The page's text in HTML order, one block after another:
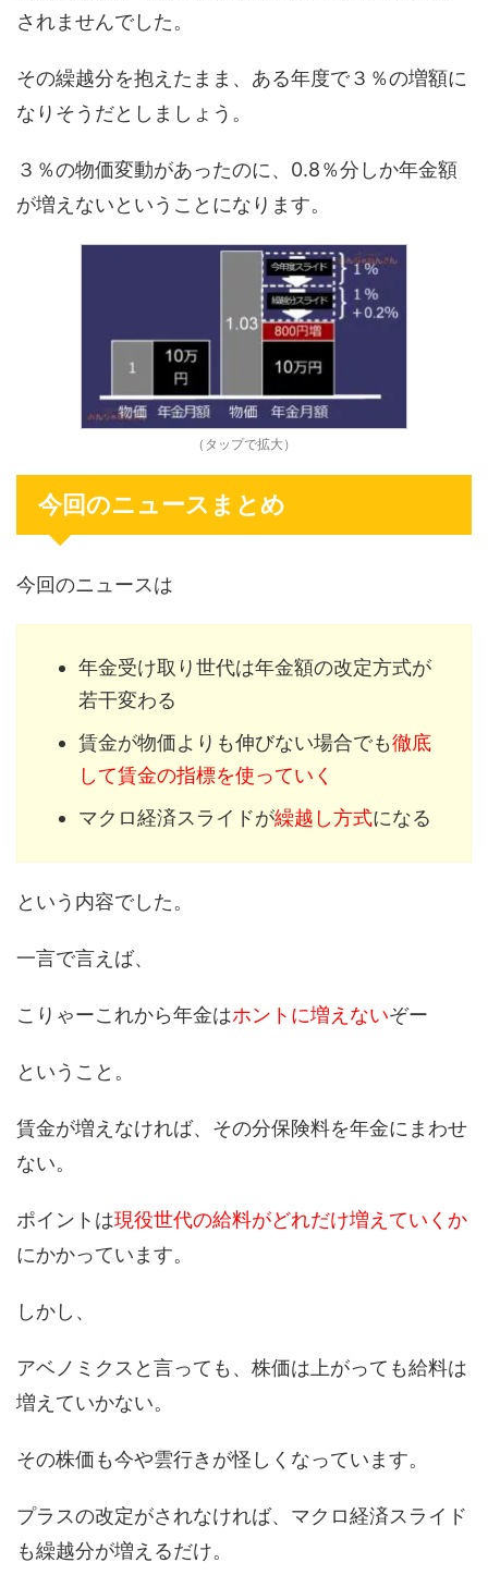
されませんでした。
その繰越分を抱えたまま、ある年度で３％の増額に
なりそうだとしましょう。
３％の物価変動があったのに、0.8％分しか年金額
が増えないということになります。
（タップで拡大）
今回のニュースまとめ
今回のニュースは
年金受け取り世代は年金額の改定方式が
若干変わる
賃金が物価よりも伸びない場合でも徹底
して賃金の指標を使っていく
マクロ経済スライドが繰越し方式になる
という内容でした。
一言で言えば、
こりゃーこれから年金はホントに増えないぞー
ということ。
賃金が増えなければ、その分保険料を年金にまわせ
ない。
ポイントは現役世代の給料がどれだけ増えていくか
にかかっています。
しかし、
アベノミクスと言っても、株価は上がっても給料は
増えていかない。
その株価も今や雲行きが怪しくなっています。
プラスの改定がされなければ、マクロ経済スライド
も繰越分が増えるだけ。